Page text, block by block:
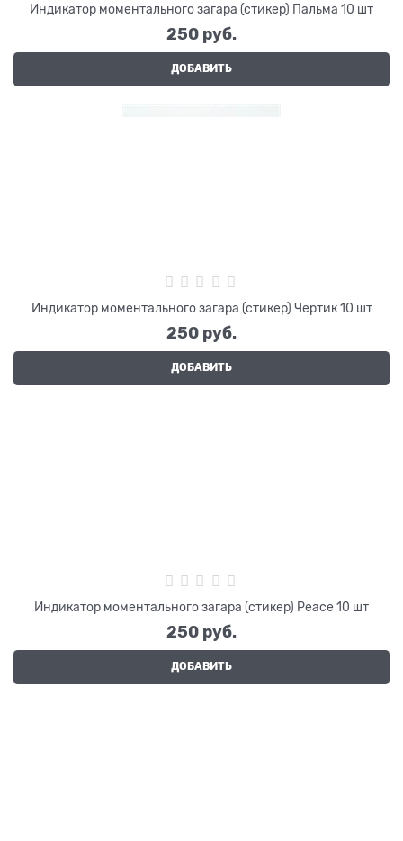
Индикатор моментального загара (стикер) Пальма 10 шт
250 руб.
ДОБАВИТЬ
Индикатор моментального загара (стикер) Чертик 10 шт
250 руб.
ДОБАВИТЬ
Индикатор моментального загара (стикер) Peace 10 шт
250 руб.
ДОБАВИТЬ